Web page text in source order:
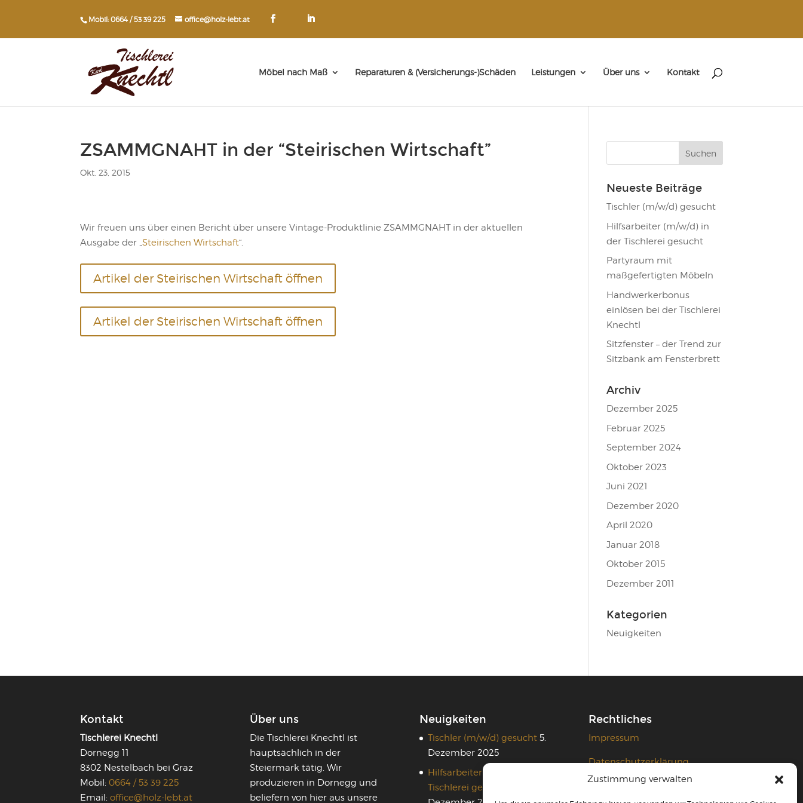
Zustimmung verwalten
Mobil: 0664 / 53 39 225 office@holz-lebt.at
Möbel nach Maß Reparaturen & (Versicherungs-)Schäden Leistungen Über uns Kontakt
ZSAMMGNAHT in der “Steirischen Wirtschaft”
Okt. 23, 2015
Wir freuen uns über einen Bericht über unsere Vintage-Produktlinie ZSAMMGNAHT in der aktuellen
Ausgabe der „Steirischen Wirtschaft“.
Artikel der Steirischen Wirtschaft öffnen
Artikel der Steirischen Wirtschaft öffnen
Neueste Beiträge
Tischler (m/w/d) gesucht
Hilfsarbeiter (m/w/d) in
der Tischlerei gesucht
Partyraum mit
maßgefertigten Möbeln
Handwerkerbonus
einlösen bei der Tischlerei
Knechtl
Sitzfenster – der Trend zur
Sitzbank am Fensterbrett
Archiv
Dezember 2025
Februar 2025
September 2024
Oktober 2023
Juni 2021
Dezember 2020
April 2020
Januar 2018
Oktober 2015
Dezember 2011
Kategorien
Neuigkeiten
Kontakt
Tischlerei Knechtl
Dornegg 11
8302 Nestelbach bei Graz
Mobil:0664 / 53 39 225
Email:office@holz-lebt.at
Über uns
Die Tischlerei Knechtl ist
hauptsächlich in der
Steiermark tätig. Wir
produzieren in Dornegg und
beliefern von hier aus unsere
Neuigkeiten
Tischler (m/w/d) gesucht 5.
Dezember 2025
Hilfsarbeiter (m/w/d) in der
Tischlerei gesucht
Rechtliches
Impressum
Datenschutzerklärung
AGB